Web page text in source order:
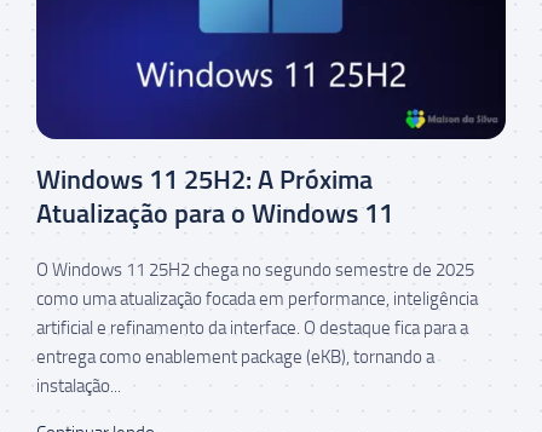
Windows 11 25H2: A Próxima
Atualização para o Windows 11
O Windows 11 25H2 chega no segundo semestre de 2025
como uma atualização focada em performance, inteligência
artificial e refinamento da interface. O destaque fica para a
entrega como enablement package (eKB), tornando a
instalação...